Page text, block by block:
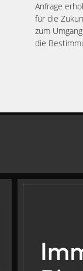
Anfrage
für die
zum
die